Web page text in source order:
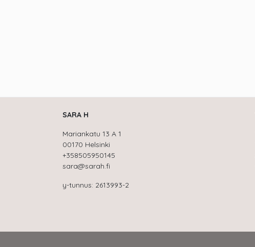
SARA H
Mariankatu 13 A 1
00170 Helsinki
+358505950145
sara@sarah.fi
y-tunnus: 2613993-2